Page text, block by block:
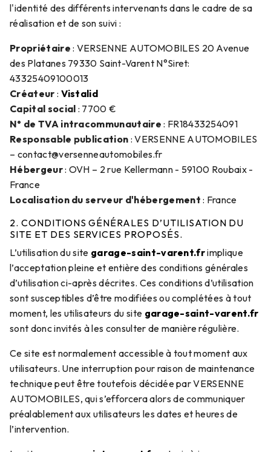
l'identité des différents intervenants dans le cadre de sa
réalisation et de son suivi :
Propriétaire : VERSENNE AUTOMOBILES 20 Avenue
des Platanes 79330 Saint-Varent N°Siret:
43325409100013
Créateur : Vistalid
Capital social : 7700 €
N° de TVA intracommunautaire : FR18433254091
Responsable publication : VERSENNE AUTOMOBILES
– contact@versenneautomobiles.fr
Hébergeur: OVH – 2 rue Kellermann - 59100 Roubaix -
France
Localisation du serveur d'hébergement : France
2. CONDITIONS GÉNÉRALES D’UTILISATION DU
SITE ET DES SERVICES PROPOSÉS.
L’utilisation du site garage-saint-varent.frimplique
l’acceptation pleine et entière des conditions générales
d’utilisation ci-après décrites. Ces conditions d’utilisation
sont susceptibles d’être modifiées ou complétées à tout
moment, les utilisateurs du site garage-saint-varent.fr
sont donc invités à les consulter de manière régulière.
Ce site est normalement accessible à tout moment aux
utilisateurs. Une interruption pour raison de maintenance
technique peut être toutefois décidée par VERSENNE
AUTOMOBILES, qui s’efforcera alors de communiquer
préalablement aux utilisateurs les dates et heures de
l’intervention.